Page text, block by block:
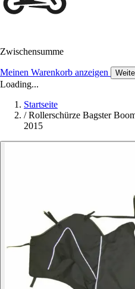
Zwischensumme
Meinen Warenkorb anzeigen
Loading...
Startseite
/ Rollerschürze Bagster
2015